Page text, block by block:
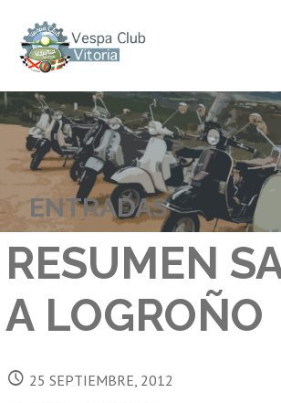
contenido
VESPACLUBVITORIA
ENTRADAS
RESUMEN
A LOGROÑO
25 SEPTIEMBRE, 2012